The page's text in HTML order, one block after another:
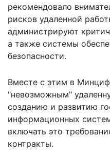
рекомендовало
рисков удаленной
администрируют
а также системы
безопасности.
Вместе с этим в
"невозможным"
созданию и развитию
информационных
включать это
контракты.